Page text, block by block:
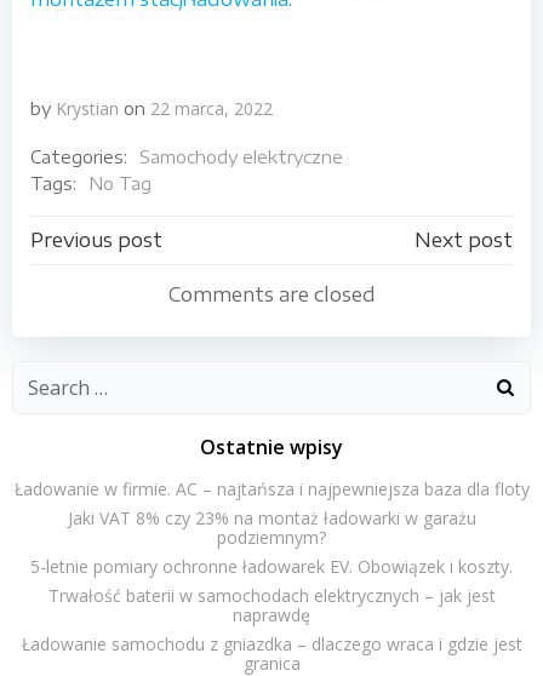
by Krystian on 22 marca, 2022
Categories:
Samochody elektryczne
Tags:
No Tag
Nawigacja
Previous post
wpisu
Next post
Comments are closed
for:
Ostatnie wpisy
Ładowanie w firmie. AC – najtańsza i najpewniejsza baza dla floty
Jaki VAT 8% czy 23% na montaż ładowarki w garażu
podziemnym?
5-letnie pomiary ochronne ładowarek EV. Obowiązek i koszty.
Trwałość baterii w samochodach elektrycznych – jak jest
naprawdę
Ładowanie samochodu z gniazdka – dlaczego wraca i gdzie jest
granica